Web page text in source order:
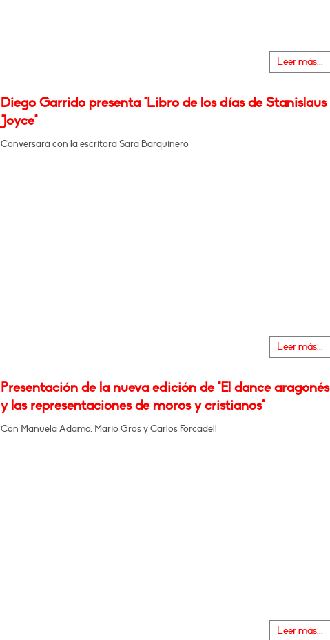
Leer más...
Diego Garrido presenta "Libro de los días de Stanislaus
Joyce"
Conversará con la escritora Sara Barquinero
Leer más...
Presentación de la nueva edición de "El dance aragonés
y las representaciones de moros y cristianos"
Con Manuela Adamo, Mario Gros y Carlos Forcadell
Leer más...